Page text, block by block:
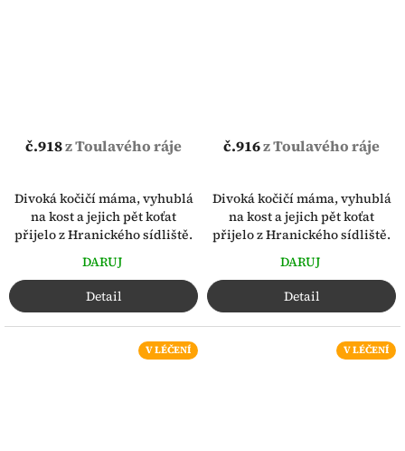
č.918z Toulavého ráje
Divoká kočičí máma, vyhublá
na kost a jejich pět koťat
přijelo z Hranického sídliště.
DARUJ
Detail
č.916z Toulavého ráje
Divoká kočičí máma, vyhublá
na kost a jejich pět koťat
přijelo z Hranického sídliště.
DARUJ
Detail
V LÉČENÍ V LÉČENÍ